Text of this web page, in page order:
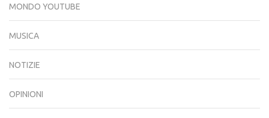
MONDO YOUTUBE
MUSICA
NOTIZIE
OPINIONI